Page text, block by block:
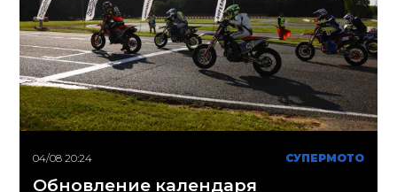
04/08 20:24 СУПЕРМОТО
Обновление календаря